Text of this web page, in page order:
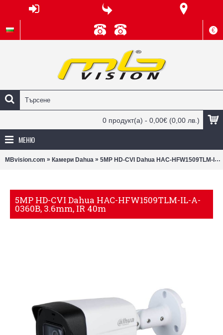
€
0 продукт(а) - 0,00€ (0,00 лв.)
МЕНЮ
MBvision.com » Камери Dahua » 5MP HD-CVI Dahua HAC-HFW1509TLM-IL-A-0360B, 3.6mm, IR 40m
5MP HD-CVI Dahua HAC-HFW1509TLM-IL-A-
0360B, 3.6mm, IR 40m